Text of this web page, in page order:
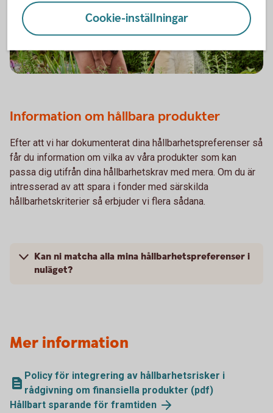
Information om hållbara produkter
Efter att vi har dokumenterat dina hållbarhetspreferenser så
får du information om vilka av våra produkter som kan
passa dig utifrån dina hållbarhetskrav med mera. Om du är
intresserad av att spara i fonder med särskilda
hållbarhetskriterier så erbjuder vi flera sådana.
Kan ni matcha alla mina hållbarhetspreferenser i
nuläget?
Mer information
Policy för integrering av hållbarhetsrisker i
rådgivning om finansiella produkter (pdf)
Hållbart sparande för framtiden
Cookie-inställningar